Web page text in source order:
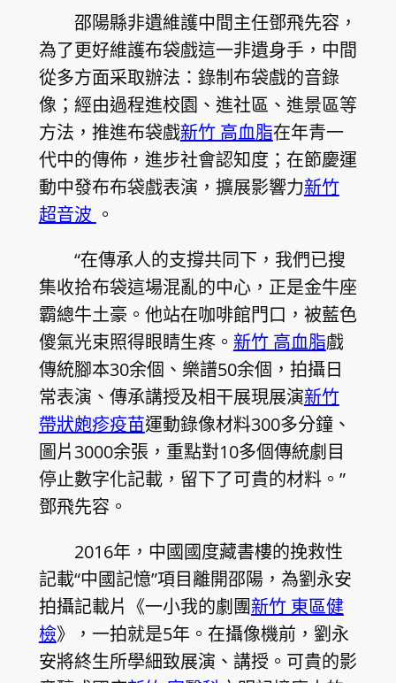
邵陽縣非遺維護中間主任鄧飛先容，
為了更好維護布袋戲這一非遺身手，中間
從多方面采取辦法：錄制布袋戲的音錄
像；經由過程進校園、進社區、進景區等
方法，推進布袋戲新竹 高血脂在年青一
代中的傳佈，進步社會認知度；在節慶運
動中發布布袋戲表演，擴展影響力新竹
超音波 。
“在傳承人的支撐共同下，我們已搜
集收拾布袋這場混亂的中心，正是金牛座
霸總牛土豪。他站在咖啡館門口，被藍色
傻氣光束照得眼睛生疼。 新竹 高血脂戲
傳統腳本30余個、樂譜50余個，拍攝日
常表演、傳承講授及相干展現展演新竹
帶狀皰疹疫苗運動錄像材料300多分鐘、
圖片3000余張，重點對10多個傳統劇目
停止數字化記載，留下了可貴的材料。”
鄧飛先容。
2016年，中國國度藏書樓的挽救性
記載“中國記憶”項目離開邵陽，為劉永安
拍攝記載片《一小我的劇團新竹 東區健
檢》，一拍就是5年。在攝像機前，劉永
安將終生所學細致展演、講授。可貴的影